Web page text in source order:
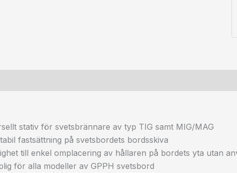
stativ för svetsbrännare av typ TIG samt MIG/MAG
fastsättning på svetsbordets bordsskiva
till enkel omplacering av hållaren på bordets yta utan
för alla modeller av GPPH svetsbord